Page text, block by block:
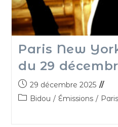
Paris New
du 29
29 décembre 2025
Bidou / Émissions /